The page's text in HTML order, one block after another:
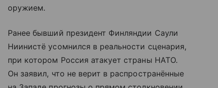
оружием.
Ранее бывший президент Финляндии Саули
Ниинистё усомнился в реальности сценария,
при котором Россия атакует страны НАТО.
Он заявил, что не верит в распространённые